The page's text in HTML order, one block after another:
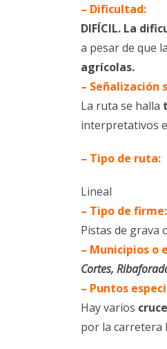
– Dificultad:
DIFÍCIL. La
a pesar de que
agrícolas.
– Señalización
La ruta se halla
interpretativos
– Tipo de ruta:
Lineal
– Tipo de firme:
Pistas de grava
– Municipios o
Cortes,
– Puntos
Hay varios
por la carretera